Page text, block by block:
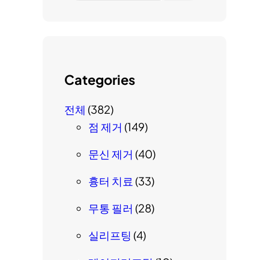
Categories
전체 (382)
점 제거 (149)
문신 제거 (40)
흉터 치료 (33)
무통 필러 (28)
실리프팅 (4)